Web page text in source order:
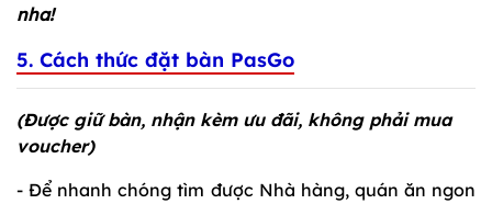
nha!
5. Cách thức đặt bàn PasGo
(Được giữ bàn, nhận kèm ưu đãi, không phải mua
voucher)
- Để nhanh chóng tìm được Nhà hàng, quán ăn ngon